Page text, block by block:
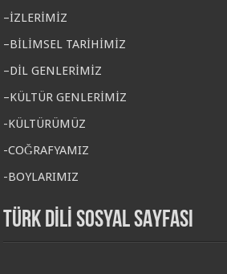
–İZLERİMİZ
–BİLİMSEL TARİHİMİZ
–DİL GENLERİMİZ
–KÜLTÜR GENLERİMİZ
-KÜLTÜRÜMÜZ
-COĞRAFYAMIZ
-BOYLARIMIZ
TÜRK DİLİ SOSYAL SAYFASI